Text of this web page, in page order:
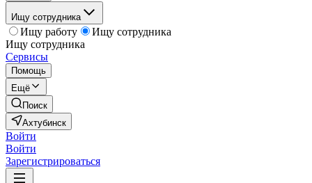
Ищу сотрудника
Ищу работу
Ищу сотрудника
Ищу сотрудника
Сервисы
Помощь
Ещё
Поиск
Ахтубинск
Войти
Войти
Зарегистрироваться